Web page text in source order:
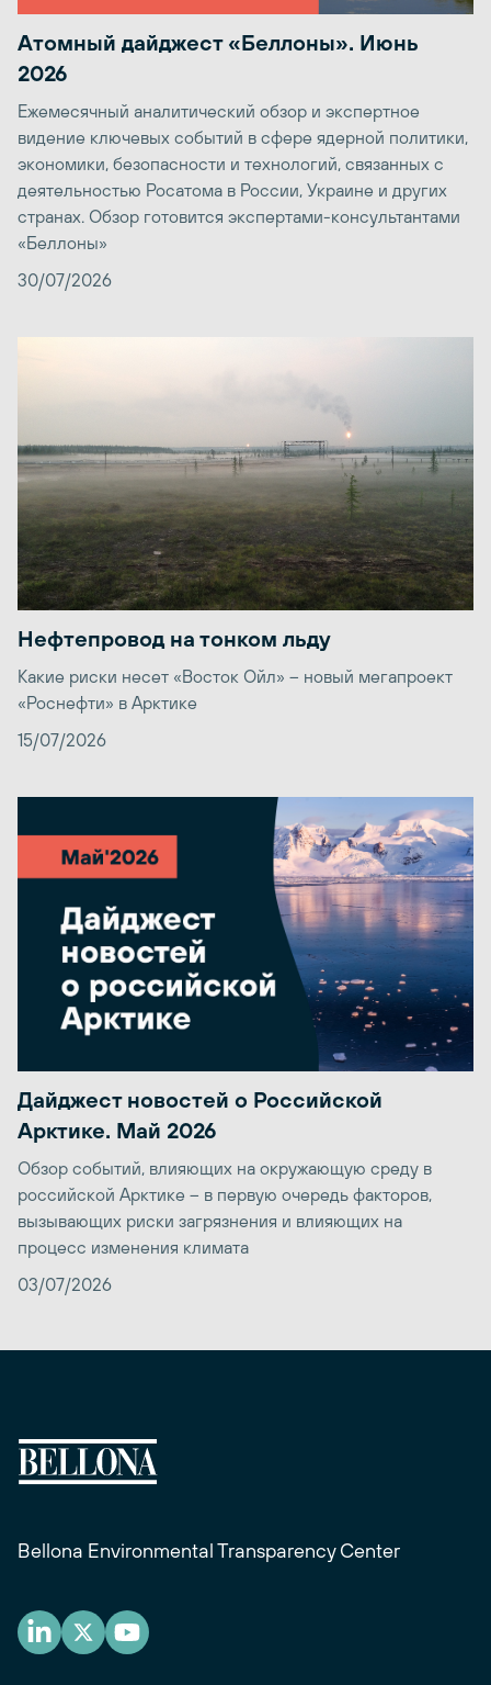
Атомный дайджест «Беллоны». Июнь
2026
Ежемесячный аналитический обзор и экспертное
видение ключевых событий в сфере ядерной политики,
экономики, безопасности и технологий, связанных с
деятельностью Росатома в России, Украине и других
странах. Обзор готовится экспертами-консультантами
«Беллоны»
30/07/2026
Нефтепровод на тонком льду
Какие риски несет «Восток Ойл» – новый мегапроект
«Роснефти» в Арктике
15/07/2026
Дайджест новостей о Российской
Арктике. Май 2026
Обзор событий, влияющих на окружающую среду в
российской Арктике – в первую очередь факторов,
вызывающих риски загрязнения и влияющих на
процесс изменения климата
03/07/2026
Bellona Environmental Transparency Center